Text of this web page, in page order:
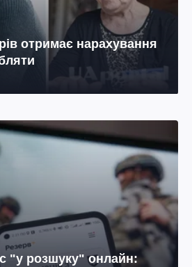
отримає нарахування
"у розшуку" онлайн: